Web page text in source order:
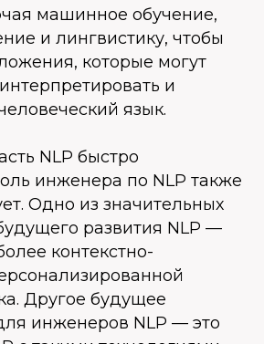
машинное обучение,
и лингвистику, чтобы
которые могут
и
язык.
NLP быстро
инженера по NLP также
Одно из значительных
развития NLP —
контекстно-
Другое будущее
инженеров NLP — это